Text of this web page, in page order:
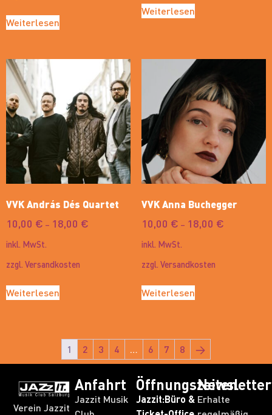
Weiterlesen
Weiterlesen
VVK András Dés Quartet
10,00 € – 18,00 €
inkl. MwSt.
zzgl. Versandkosten
Weiterlesen
VVK Anna Buchegger
10,00 € – 18,00 €
inkl. MwSt.
zzgl. Versandkosten
Weiterlesen
1 2 3 4 … 6 7 8 →
Verein Jazzit
Anfahrt
Jazzit Musik
Öffnungszeiten
Jazzit:Büro &
Newsletter
Erhalte